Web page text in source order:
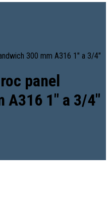
300 mm A316 1″ a 3/4″
panel
1″ a 3/4″